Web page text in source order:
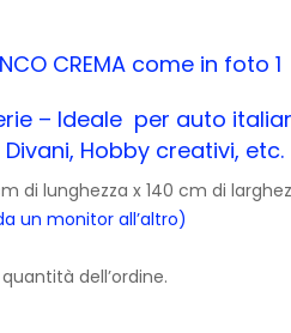
CREMA come in foto 1
– Ideale per auto
Hobby creativi, etc.
di lunghezza x 140 cm di
un monitor all’altro)
dell’ordine.